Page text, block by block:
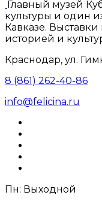
Главный музей
культуры и один
Кавказе.
историей и
Краснодар, ул.
8 (861) 262-40-86
info@felicina.ru
Пн: Выходной